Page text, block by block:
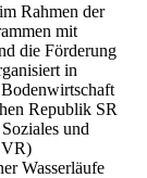
Rahmen der
mit
die Förderung
in
Republik SR
und
Wasserläufe